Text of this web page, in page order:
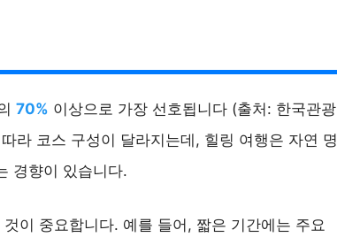
70% 이상으로 가장 선호됩니다 (출처: 한국관광
라 코스 구성이 달라지는데, 힐링 여행은 자연 명
경향이 있습니다.
이 중요합니다. 예를 들어, 짧은 기간에는 주요